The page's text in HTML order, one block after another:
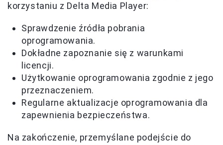
korzystaniu z Delta Media Player:
Sprawdzenie źródła pobrania
oprogramowania.
Dokładne zapoznanie się z warunkami
licencji.
Użytkowanie oprogramowania zgodnie z jego
przeznaczeniem.
Regularne aktualizacje oprogramowania dla
zapewnienia bezpieczeństwa.
Na zakończenie, przemyślane podejście do